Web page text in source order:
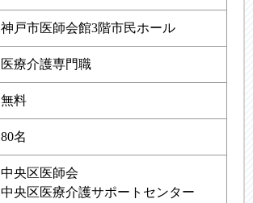
神戸市医師会館3階市民ホール
医療介護専門職
無料
80名
中央区医師会
中央区医療介護サポートセンター